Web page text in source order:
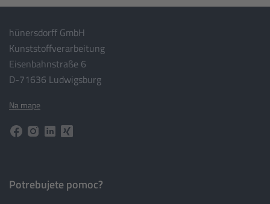
hünersdorff GmbH
Kunststoffverarbeitung
Eisenbahnstraße 6
D-71636 Ludwigsburg
Na mape
Potrebujete pomoc?